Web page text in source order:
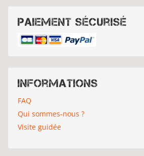
Paiement sécurisé
Informations
FAQ
Qui sommes-nous ?
Visite guidée